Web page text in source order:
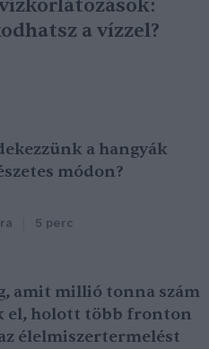
a vízzel?
a hangyák
módon?
5 perc
amit millió tonna szám
el, holott több fronton
élelmiszertermelést